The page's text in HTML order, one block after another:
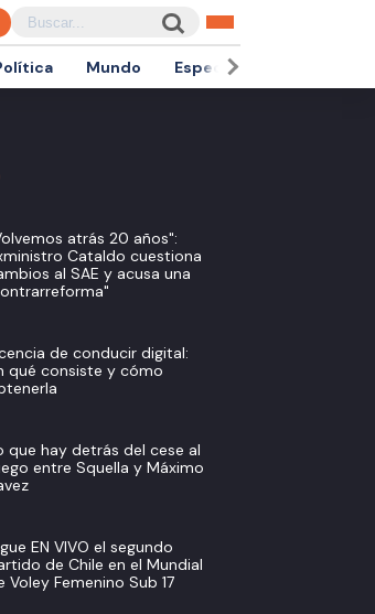
Mundo Espectáculos
atrás 20 años":
Cataldo cuestiona
al SAE y acusa una
de conducir digital:
qué consiste y cómo
que hay detrás del cese al
entre Squella y Máximo
EN VIVO el segundo
de Chile en el Mundial
Voley Femenino Sub 17